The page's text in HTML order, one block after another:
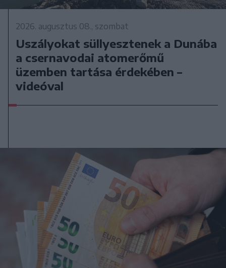
2026. augusztus 08., szombat
Uszályokat süllyesztenek a Dunába
a csernavodai atomerőmű
üzemben tartása érdekében –
videóval